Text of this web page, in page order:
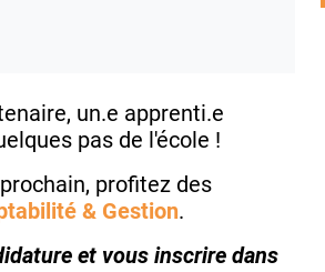
un.e apprenti.e
pas de l'école !
profitez des
& Gestion.
et vous inscrire dans